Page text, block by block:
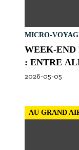
MICRO-
WEEK-END
: ENTRE
2026-05-05
AU GRAND